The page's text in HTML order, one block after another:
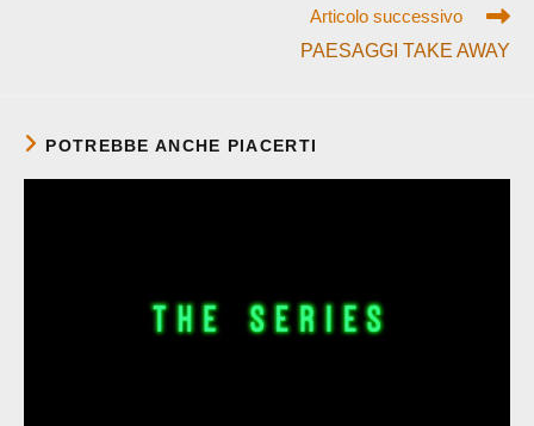
Articolo successivo
PAESAGGI TAKE AWAY
POTREBBE ANCHE PIACERTI